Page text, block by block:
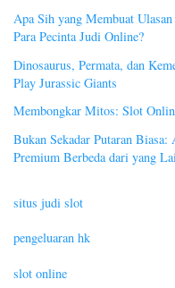
Apa Sih yang Membuat
Para Pecinta Judi Online?
Dinosaurus, Permata, dan
Play Jurassic Giants
Membongkar Mitos: Slot
Bukan Sekadar Putaran
Premium Berbeda dari yang
situs judi slot
pengeluaran hk
slot online